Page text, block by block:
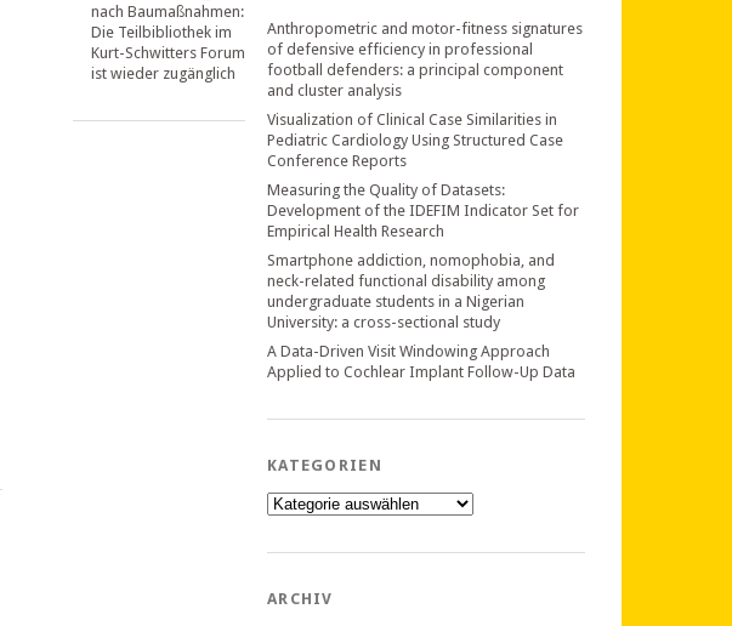
nach Baumaßnahmen:
Die Teilbibliothek im
Kurt-Schwitters Forum
ist wieder zugänglich
Anthropometric and motor-fitness signatures
of defensive efficiency in professional
football defenders: a principal component
and cluster analysis
Visualization of Clinical Case Similarities in
Pediatric Cardiology Using Structured Case
Conference Reports
Measuring the Quality of Datasets:
Development of the IDEFIM Indicator Set for
Empirical Health Research
Smartphone addiction, nomophobia, and
neck-related functional disability among
undergraduate students in a Nigerian
University: a cross-sectional study
A Data-Driven Visit Windowing Approach
Applied to Cochlear Implant Follow-Up Data
KATEGORIEN
Kategorien
ARCHIV